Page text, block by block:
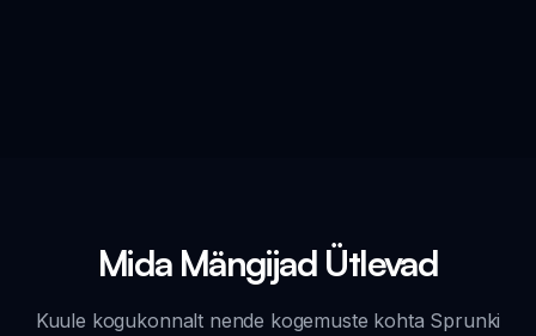
Mida Mängijad Ütlevad
Kuule kogukonnalt nende kogemuste kohta Sprunki